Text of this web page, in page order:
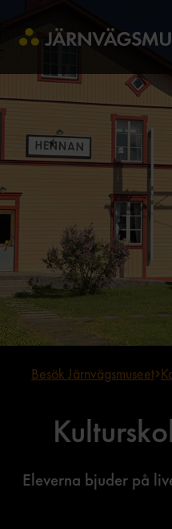
Besök Järnvägsmuseet
Eleverna bjuder på